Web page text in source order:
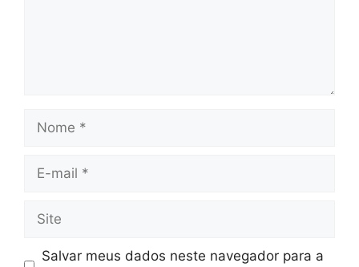
Salvar meus dados neste navegador para a